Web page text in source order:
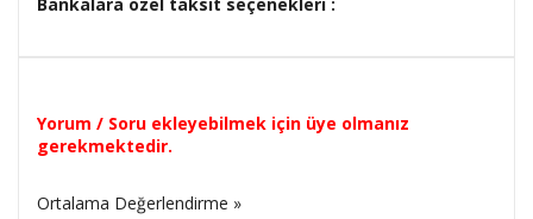
Yorum / Soru ekleyebilmek için üye olmanız
gerekmektedir.
Ortalama Değerlendirme »